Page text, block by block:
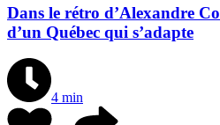
Dans le rétro d’Alexandre
d’un Québec qui s’adapte
4 min